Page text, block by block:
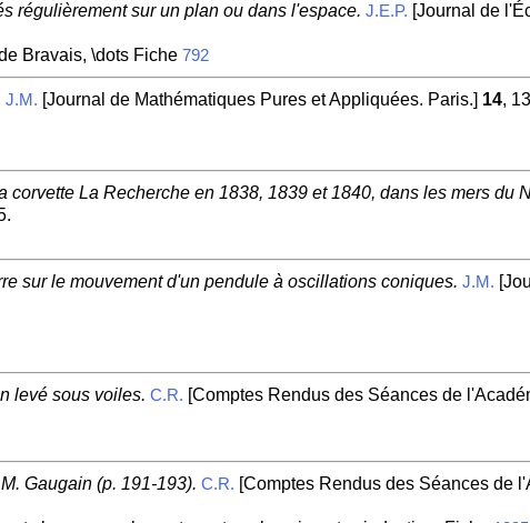
régulièrement sur un plan ou dans l'espace. J.E.P. [Journal de
Bravais, \dots Fiche 792
J.M. [Journal de Mathématiques Pures et Appliquées. Paris.] 14,
La Recherche en 1838, 1839 et 1840, dans les mers du
sur le mouvement d'un pendule à oscillations coniques. J.M.
levé sous voiles. C.R. [Comptes Rendus des Séances de
Gaugain (p. 191-193). C.R. [Comptes Rendus des Séances de